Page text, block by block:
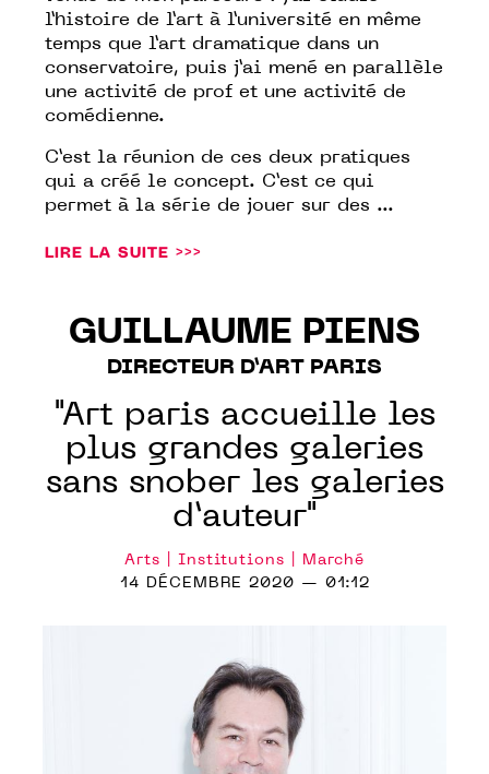
l’histoire de l’art à l’université en même
temps que l’art dramatique dans un
conservatoire, puis j’ai mené en parallèle
une activité de prof et une activité de
comédienne.
C’est la réunion de ces deux pratiques
qui a créé le concept. C’est ce qui
permet à la série de jouer sur des ...
LIRE LA SUITE >>>
GUILLAUME PIENS
DIRECTEUR D’ART PARIS
"Art paris accueille les
plus grandes galeries
sans snober les galeries
d’auteur"
Arts | Institutions | Marché
14 DÉCEMBRE 2020 — 01:12